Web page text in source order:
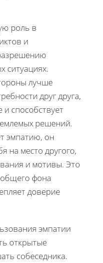
роль в
и
ситуациях.
лучше
друг друга,
способствует
решений.
эмпатию, он
на место другого,
и мотивы. Это
фона
доверие
эмпатии
открытые
собеседника.